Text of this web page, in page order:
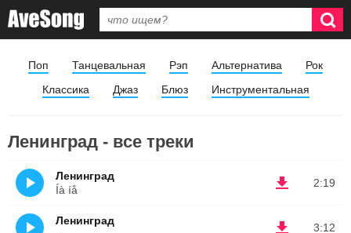
Поп Танцевальная Рэп Альтернатива
Рок
Классика
Джаз Блюз Инструментальная
Ленинград - все треки
2:19
Ленинград
Íà íå
3:12
Ленинград